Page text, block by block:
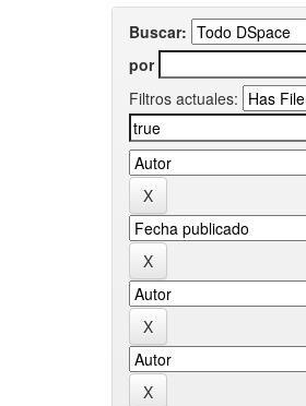
Buscar:
por
Filtros actuales: